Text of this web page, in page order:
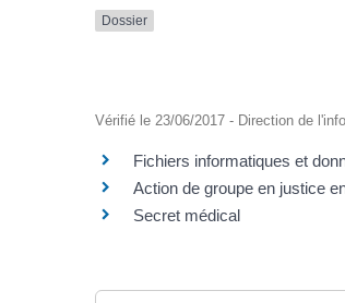
Dossier
Vérifié le 23/06/2017 - Direction de
Fichiers informatiques et
Action de groupe en justice
Secret médical